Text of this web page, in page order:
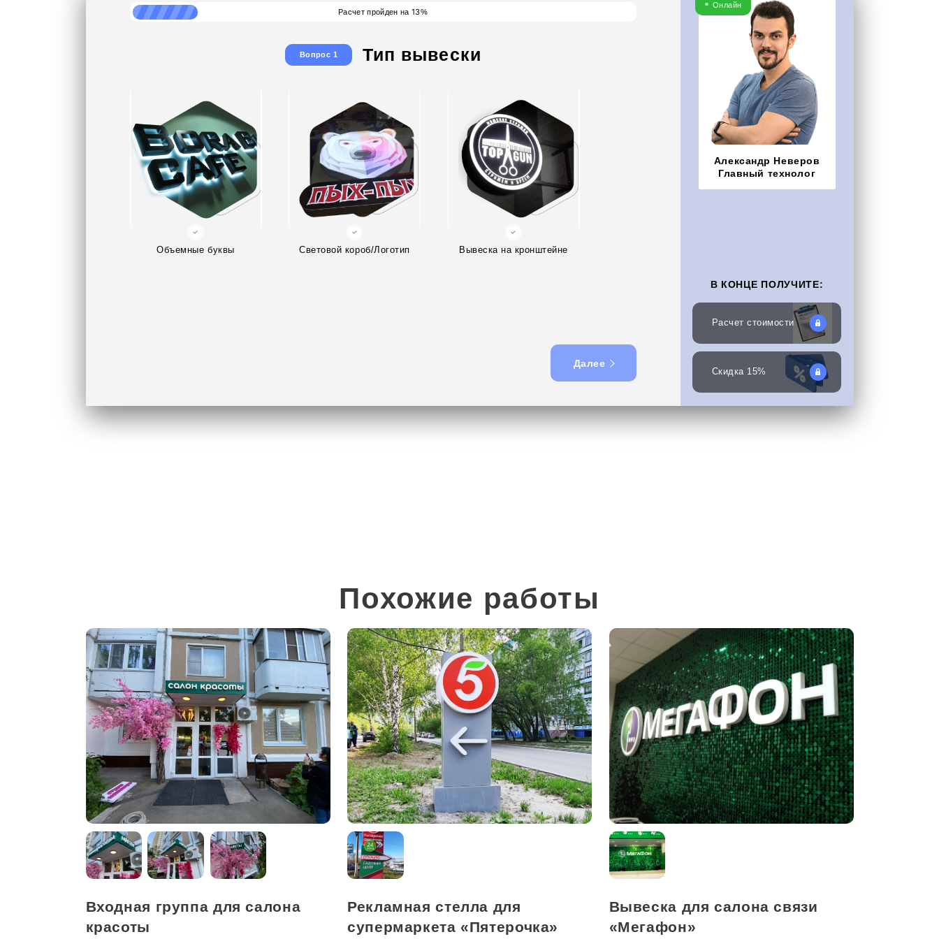
Расчет пройден на13%
Вопрос 1 Тип вывески
Объемные буквы Световой короб/Логотип Вывеска на кронштейне
Далее
Онлайн
Александр Неверов
Главный технолог
В КОНЦЕ ПОЛУЧИТЕ:
Расчет стоимости
Скидка 15%
Похожие работы
Входная группа для салона
красоты
Рекламная стелла для
супермаркета «Пятерочка»
Вывеска для салона связи
«Мегафон»